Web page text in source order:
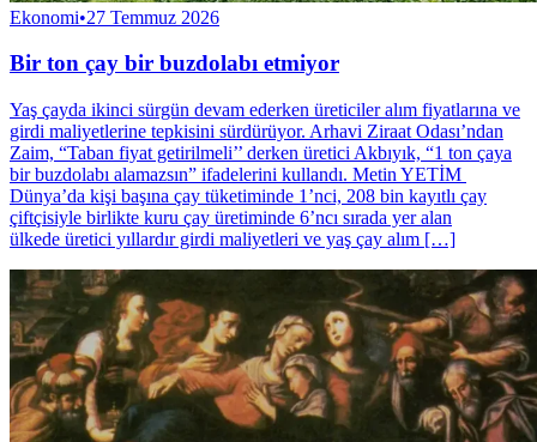
Ekonomi•27 Temmuz 2026
Bir ton çay bir buzdolabı etmiyor
Yaş çayda ikinci sürgün devam ederken üreticiler alım fiyatlarına ve
girdi maliyetlerine tepkisini sürdürüyor. Arhavi Ziraat Odası’ndan
Zaim, “Taban fiyat getirilmeli’’ derken üretici Akbıyık, “1 ton çaya
bir buzdolabı alamazsın” ifadelerini kullandı. Metin YETİM
Dünya’da kişi başına çay tüketiminde 1’nci, 208 bin kayıtlı çay
çiftçisiyle birlikte kuru çay üretiminde 6’ncı sırada yer alan
ülkede üretici yıllardır girdi maliyetleri ve yaş çay alım […]